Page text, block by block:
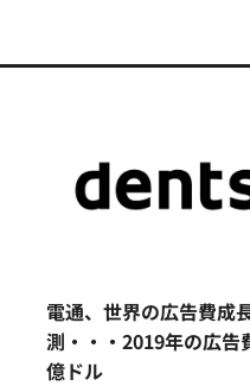
電通、世界の広告費成
測・・・2019年の広告
億ドル